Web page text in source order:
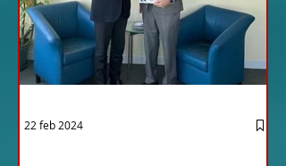
22 feb 2024